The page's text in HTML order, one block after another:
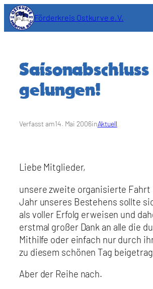
Zum
Inhalt
springen
Förderkreis Ostkurve e.V.
gelungen!
Verfasst am14. Mai 2006inAktuell
Liebe Mitglieder,
unsere zweite organisierte Fahrt
Jahr unseres Bestehens sollte
als voller Erfolg erweisen und
erstmal großer Dank an alle die
Mithilfe oder einfach nur durch
zu diesem schönen Tag
Aber der Reihe nach.